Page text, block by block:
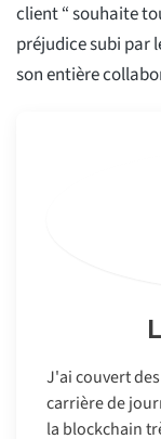
client “ souhaite
préjudice subi par
son entière
J'ai couvert
carrière de
la blockchain